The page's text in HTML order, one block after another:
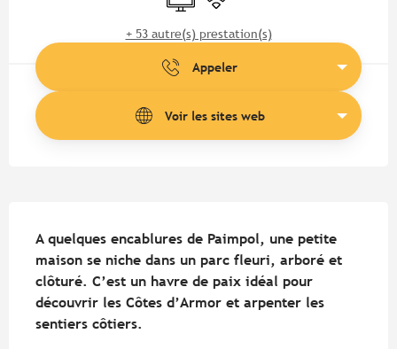
+ 53 autre(s) prestation(s)
Appeler
Voir les sites web
A quelques encablures de Paimpol, une petite
maison se niche dans un parc fleuri, arboré et
clôturé. C’est un havre de paix idéal pour
découvrir les Côtes d’Armor et arpenter les
sentiers côtiers.